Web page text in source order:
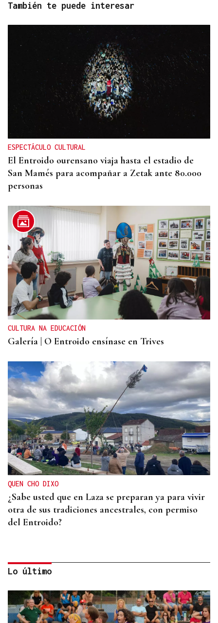
También te puede interesar
ESPECTÁCULO CULTURAL
El Entroido ourensano viaja hasta el estadio de
San Mamés para acompañar a Zetak ante 80.000
personas
CULTURA NA EDUCACIÓN
Galería | O Entroido ensínase en Trives
QUEN CHO DIXO
¿Sabe usted que en Laza se preparan ya para vivir
otra de sus tradiciones ancestrales, con permiso
del Entroido?
Lo último